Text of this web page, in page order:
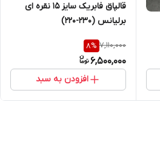
قالپاق فابریک سایز ۱۵ نقره ای
برلیانس (۲۳۰-۲۲۰)
7,110,000
8%
6,500,000
افزودن به سبد